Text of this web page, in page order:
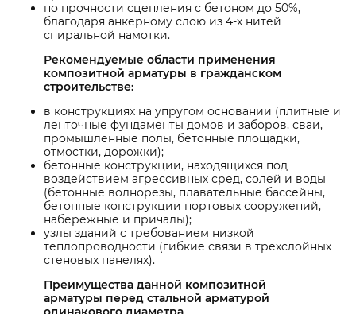
по прочности сцепления с бетоном до 50%,
благодаря анкерному слою из 4-х нитей
спиральной намотки.
Рекомендуемые области применения
композитной арматуры в гражданском
строительстве:
в конструкциях на упругом основании (плитные и
ленточные фундаменты домов и заборов, сваи,
промышленные полы, бетонные площадки,
отмостки, дорожки);
бетонные конструкции, находящихся под
воздействием агрессивных сред, солей и воды
(бетонные волнорезы, плавательные бассейны,
бетонные конструкции портовых сооружений,
набережные и причалы);
узлы зданий с требованием низкой
теплопроводности (гибкие связи в трехслойных
стеновых панелях).
Преимущества данной композитной
арматуры перед стальной арматурой